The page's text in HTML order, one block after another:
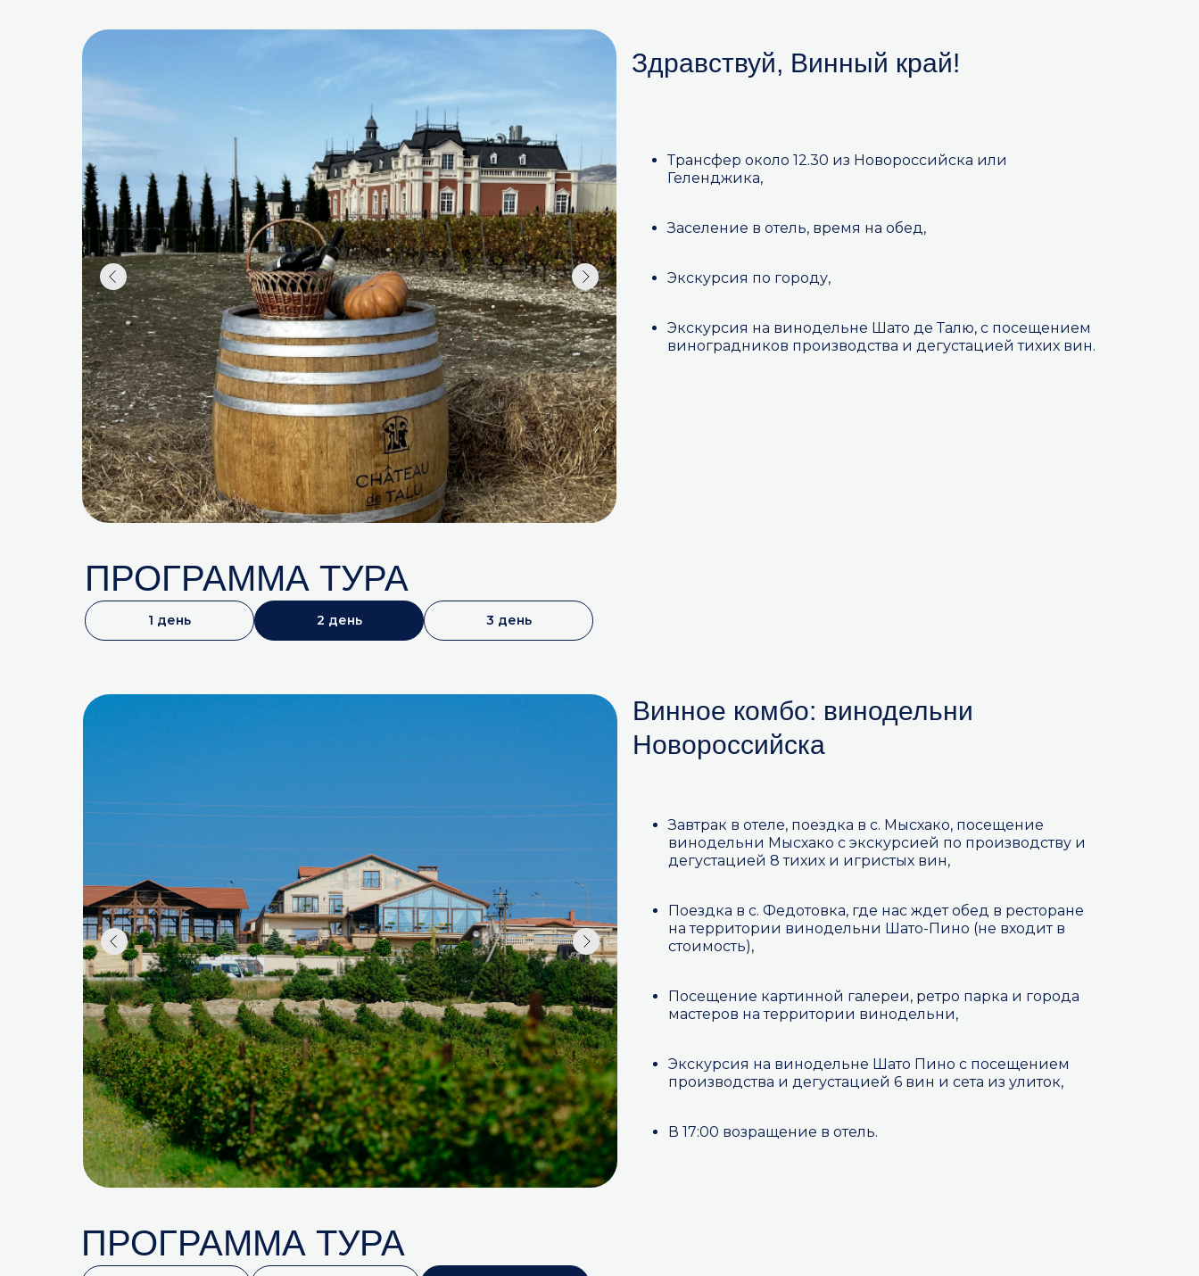
Здравствуй, Винный край!
Трансфер около 12.30 из Новороссийска или
Геленджика,
Заселение в отель, время на обед,
Экскурсия по городу,
Экскурсия на винодельне Шато де Талю, с посещением
виноградников производства и дегустацией тихих вин.
Винное комбо: винодельни
Новороссийска
Завтрак в отеле, поездка в с. Мысхако, посещение
винодельни Мысхако с экскурсией по производству и
дегустацией 8 тихих и игристых вин,
Поездка в с. Федотовка, где нас ждет обед в ресторане
на территории винодельни Шато-Пино (не входит в
стоимость),
Посещение картинной галереи, ретро парка и города
мастеров на территории винодельни,
Экскурсия на винодельне Шато Пино с посещением
производства и дегустацией 6 вин и сета из улиток,
В 17:00 возращение в отель.
ПРОГРАММА ТУРА
1 день 2 день 3 день
ПРОГРАММА ТУРА